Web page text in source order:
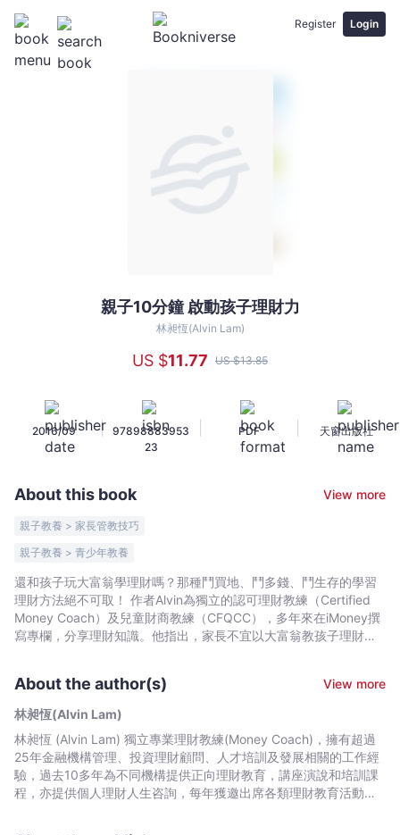
Register Login
理
財
力
林
昶
恆
-
Bookniverse
親子10分鐘 啟動孩子理財力
林昶恆(Alvin Lam)
US $11.77 US $13.85
2016/09 |
97898883953
23
PDF 天窗出版社
About this book View more
親子教養 > 家長管教技巧
親子教養 > 青少年教養
還和孩子玩大富翁學理財嗎？那種鬥買地、鬥多錢、鬥生存的學習
理財方法絕不可取！ 作者Alvin為獨立的認可理財教練（Certified
Money Coach）及兒童財商教練（CFQCC），多年來在iMoney撰
寫專欄，分享理財知識。他指出，家長不宜以大富翁教孩子理財觀
立影響孩子一生的正確金錢觀，當中包括一些教導運算及設定目標
的概念，以及學習耘與回報的觀念等等。 Alvin指出，2、3歲起的孩
子，已很懂得觀察家長的行為，所以家長如何看待金錢，會大大影
響孩子日後的儲蓄及消費等行為。而有系統地教孩子理財，則須把
握在孩子7至12歲這個黃金階段進行。 書中切實教導家長處理不同
情況，例如父母在孩子面前應該如何談錢，及何時談錢，又例如是
否需要給子女零用錢，持守甚麼準則，而有償家務又是否可取？以
About the author(s)
View more
林昶恆(Alvin Lam)
林昶恆 (Alvin Lam) 獨立專業理財教練(Money Coach)，擁有超過
25年金融機構管理、投資理財顧問、人才培訓及發展相關的工作經
驗，過去10多年為不同機構提供正向理財教育，講座演說和培訓課
程，亦提供個人理財人生咨詢，每年獲邀出席各類理財教育活動超